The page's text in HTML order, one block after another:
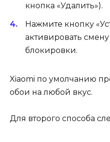
кнопка «Удалить»).
Нажмите кнопку
активировать
блокировки.
Xiaomi по умолчанию
обои на любой вкус.
Для второго способа